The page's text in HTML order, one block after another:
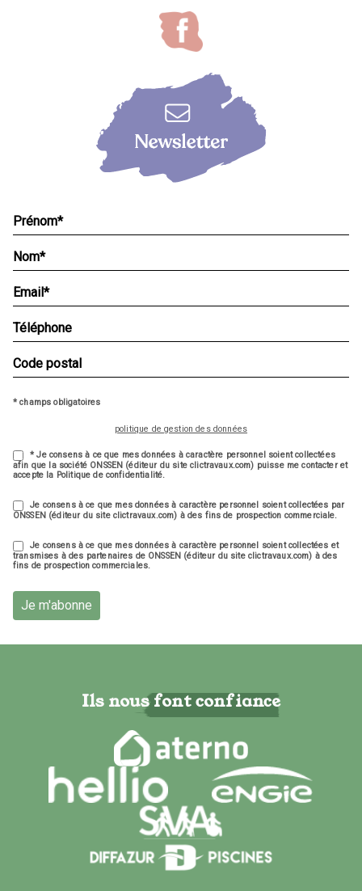
* champs obligatoires
politique de gestion des données
* Je consens à ce que mes données à caractère personnel soient collectées
afin que la société ONSSEN (éditeur du site clictravaux.com) puisse me contacter et
accepte la Politique de confidentialité.
Je consens à ce que mes données à caractère personnel soient collectées par
ONSSEN (éditeur du site clictravaux.com) à des fins de prospection commerciale.
Je consens à ce que mes données à caractère personnel soient collectées et
transmises à des partenaires de ONSSEN (éditeur du site clictravaux.com) à des
fins de prospection commerciales.
Je m'abonne
Ils nous font confiance